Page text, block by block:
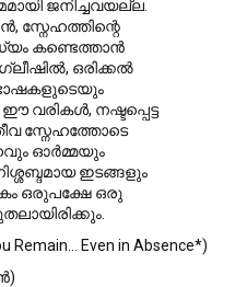
ജനിച്ചവയല്ല.
സ്നേഹത്തിന്റെ
കണ്ടെത്താന്‍
ഒരിക്കല്‍
വരികള്‍, നഷ്ടപ്പെട്ട
സ്നേഹത്തോടെ
ഓര്‍മ്മയും
ഇടങ്ങളും
ഒരുപക്ഷേ ഒരു
Even in Absence*)